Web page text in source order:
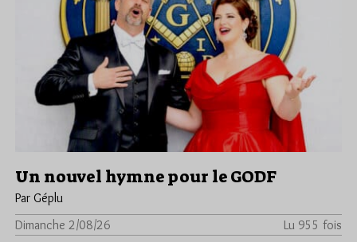
Un nouvel hymne pour le GODF
Par Géplu
Dimanche 2/08/26
Lu 955 fois